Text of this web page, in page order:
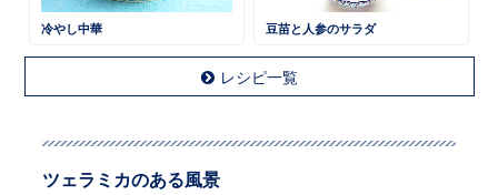
冷やし中華 豆苗と人参のサラダ
レシピ一覧
ツェラミカのある風景